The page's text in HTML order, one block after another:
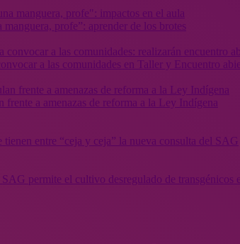
profe”: aprender de los brotes
a las comunidades en Taller y Encuentro
frente a amenazas de reforma a la Ley Indígena
entre “ceja y ceja” la nueva consulta del SAG
permite el cultivo desregulado de transgénicos